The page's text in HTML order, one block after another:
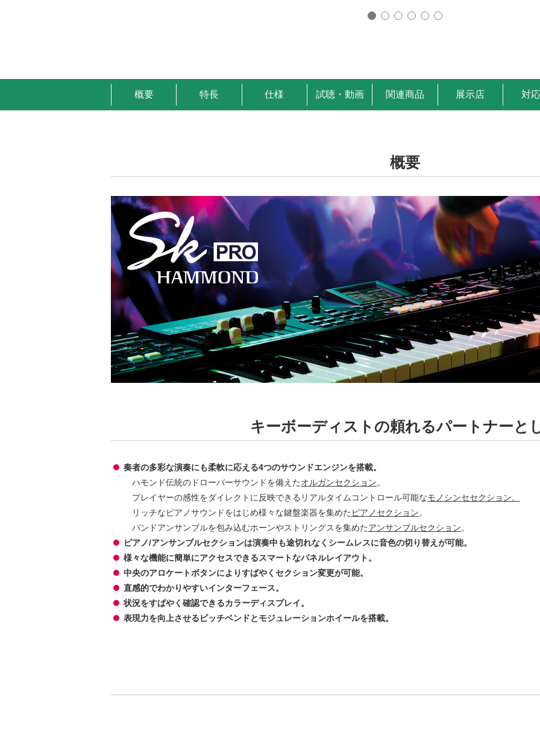
概要 特長 仕様 試聴・動画 関連商品 展示店 対
概要
キーボーディストの頼れるパートナーと
奏者の多彩な演奏にも柔軟に応える4つのサウンドエンジンを搭載。
ハモンド伝統のドローバーサウンドを備えたオルガンセクション。
プレイヤーの感性をダイレクトに反映できるリアルタイムコントロール可能なモノシンセセクション。
リッチなピアノサウンドをはじめ様々な鍵盤楽器を集めた ピアノセクション。
バンドアンサンブルを包み込むホーンやストリングスを集めたアンサンブルセクション。
ピアノ/アンサンブルセクションは演奏中も途切れなくシームレスに音色の切り替えが可能。
様々な機能に簡単にアクセスできるスマートなパネルレイアウト。
中央のアロケートボタンによりすばやくセクション変更が可能。
直感的でわかりやすいインターフェース。
状況をすばやく確認できるカラーディスプレイ。
表現力を向上させるピッチベンドとモジュレーションホイールを搭載。